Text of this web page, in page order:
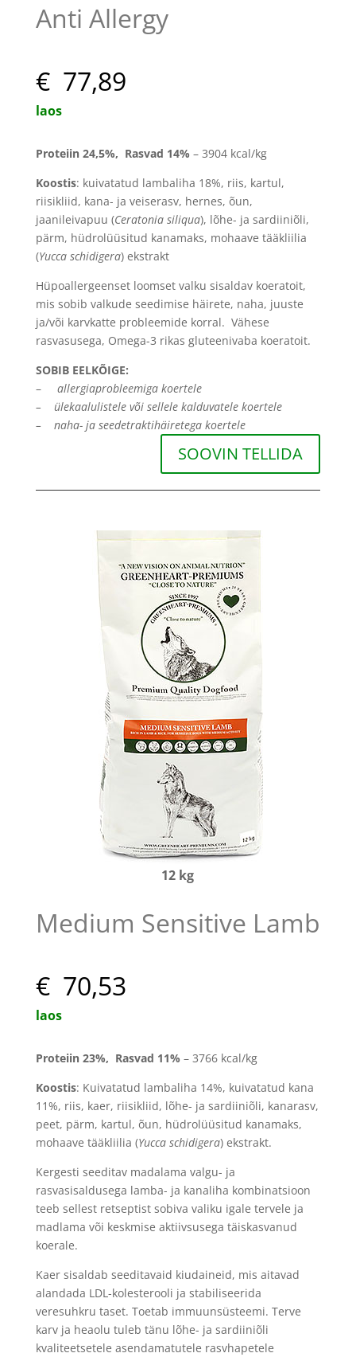
Anti Allergy
€ 77,89
laos
Proteiin 24,5%, Rasvad 14% – 3904 kcal/kg
Koostis: kuivatatud lambaliha 18%, riis, kartul,
riisikliid, kana- ja veiserasv, hernes, õun,
jaanileivapuu (Ceratonia siliqua), lõhe- ja sardiiniõli,
pärm, hüdrolüüsitud kanamaks, mohaave tääkliilia
(Yucca schidigera) ekstrakt
Hüpoallergeenset loomset valku sisaldav koeratoit,
mis sobib valkude seedimise häirete, naha, juuste
ja/või karvkatte probleemide korral. Vähese
rasvasusega, Omega-3 rikas gluteenivaba koeratoit.
SOBIB EELKÕIGE:
– allergiaprobleemiga koertele
– ülekaalulistele või sellele kalduvatele koertele
– naha- ja seedetraktihäiretega koertele
SOOVIN TELLIDA
12 kg
Medium Sensitive Lamb
€ 70,53
laos
Proteiin 23%, Rasvad 11% – 3766 kcal/kg
Koostis: Kuivatatud lambaliha 14%, kuivatatud kana
11%, riis, kaer, riisikliid, lõhe- ja sardiiniõli, kanarasv,
peet, pärm, kartul, õun, hüdrolüüsitud kanamaks,
mohaave tääkliilia (Yucca schidigera) ekstrakt.
Kergesti seeditav madalama valgu- ja
rasvasisaldusega lamba- ja kanaliha kombinatsioon
teeb sellest retseptist sobiva valiku igale tervele ja
madlama või keskmise aktiivsusega täiskasvanud
koerale.
Kaer sisaldab seeditavaid kiudaineid, mis aitavad
alandada LDL-kolesterooli ja stabiliseerida
veresuhkru taset. Toetab immuunsüsteemi. Terve
karv ja heaolu tuleb tänu lõhe- ja sardiiniõli
kvaliteetsetele asendamatutele rasvhapetele